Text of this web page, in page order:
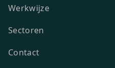
Werkwijze
Sectoren
Contact